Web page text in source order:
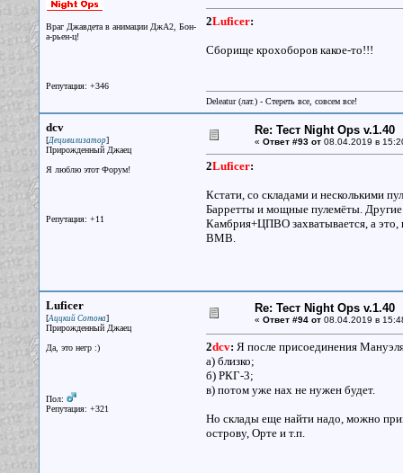
Враг Джавдета в анимации ДжА2, Бон-
а-рьен-ц!
Репутация: +346
2Luficer:
Сборище крохоборов какое-то!!!
Deleatur (лат.) - Стереть все, совсем все!
dcv
[Децивилизатор]
Прирожденный Джаец
Я люблю этот Форум!
Репутация: +11
Re: Тест Night Ops v.1.40
« Ответ #93 от08.04.2019 в
2Luficer:
Кстати, со складами и несколькими
Барретты и мощные пулемёты. Другие
Камбрия+ЦПВО захватывается, а
ВМВ.
Luficer
[Аццкий Сотона]
Прирожденный Джаец
Да, это негр :)
Пол:
Репутация: +321
Re: Тест Night Ops v.1.40
« Ответ #94 от08.04.2019 в
2dcv: Я после присоединения
а) близко;
б) РКГ-3;
в) потом уже нах не нужен будет.
Но склады еще найти надо, можно
острову, Орте и т.п.